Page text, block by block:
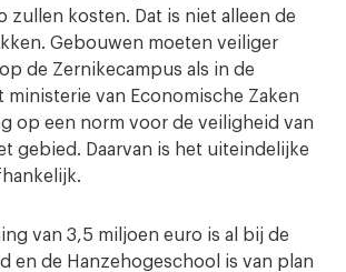
zullen kosten. Dat is niet alleen de
Gebouwen moeten veiliger
de Zernikecampus als in de
ministerie van Economische Zaken
op een norm voor de veiligheid van
gebied. Daarvan is het uiteindelijke
van 3,5 miljoen euro is al bij de
en de Hanzehogeschool is van plan